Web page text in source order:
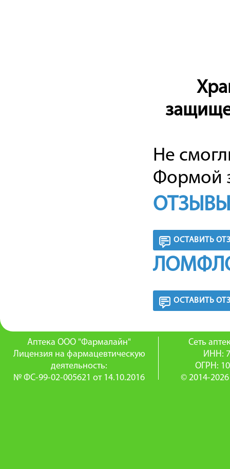
Не
Формой
ОСТАВИТЬ
ОСТАВИТЬ
Аптека ООО "Фармалайн"
Лицензия на фармацевтическую
деятельность:
№ ФС-99-02-005621 от 14.10.2016
Сеть
ИНН:
ОГРН:
© 2014-